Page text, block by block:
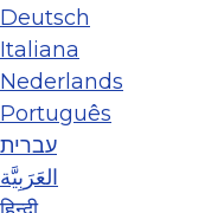
Deutsch
Italiana
Nederlands
Português
עברית
العَرَبِيَّة